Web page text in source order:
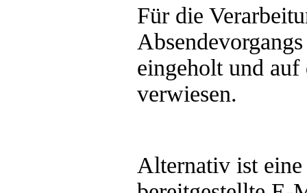
Für die
eingeholt und auf
verwiesen.
Alternativ ist